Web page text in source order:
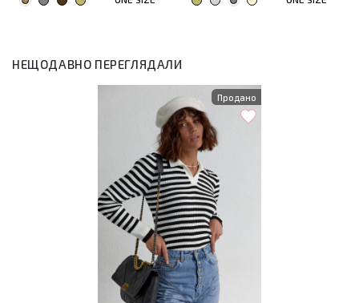
НЕЩОДАВНО ПЕРЕГЛЯДАЛИ
Продано